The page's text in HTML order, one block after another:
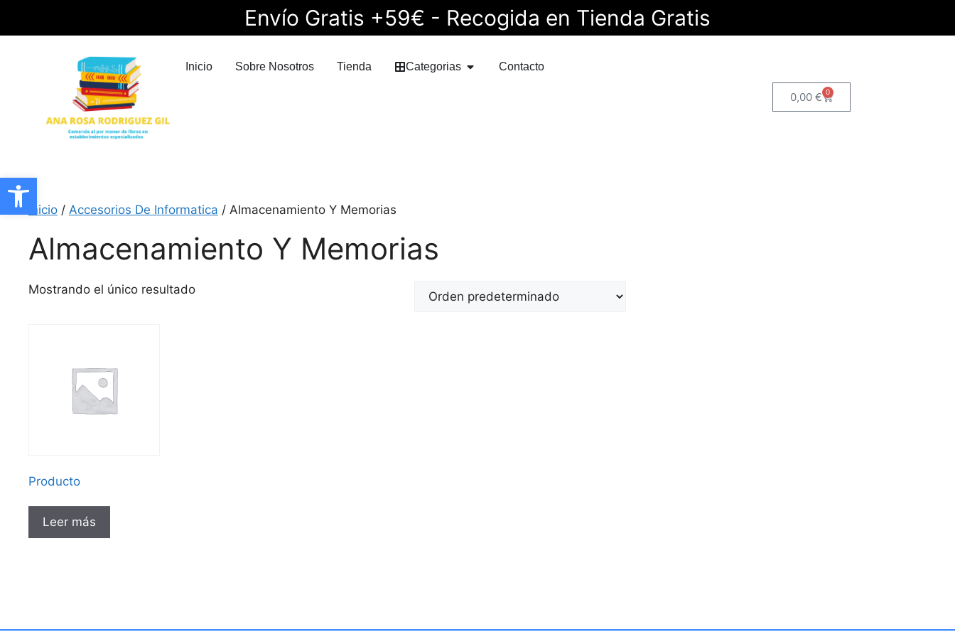
Abrir barra de herramientas
Envío Gratis +59€ - Recogida en Tienda Gratis
Inicio Sobre Nosotros Tienda Categorias Contacto
0,00 € 0
Inicio / Accesorios De Informatica / Almacenamiento Y Memorias
Almacenamiento Y Memorias
Mostrando el único resultado
Producto
Leer más